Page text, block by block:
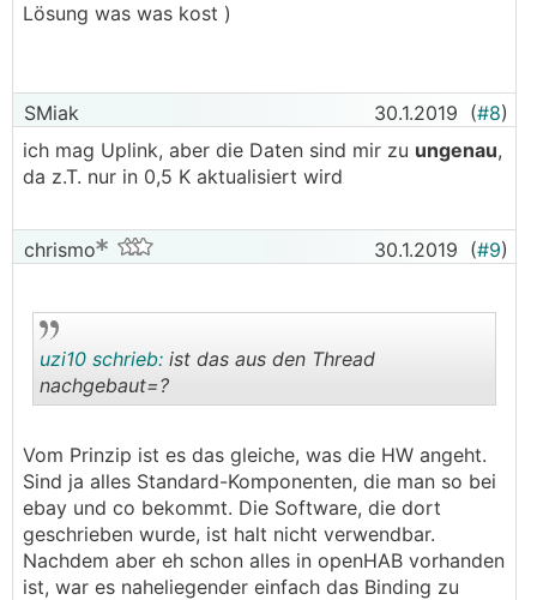
Lösung was was kost )
SMiak 30.1.2019 (#8)
ich mag Uplink, aber die Daten sind mir zu ungenau,
da z.T. nur in 0,5 K aktualisiert wird
chrismo 30.1.2019 (#9)
..
uzi10 schrieb: ist das aus den Thread
nachgebaut=?
Vom Prinzip ist es das gleiche, was die HW angeht.
Sind ja alles Standard-Komponenten, die man so bei
ebay und co bekommt. Die Software, die dort
geschrieben wurde, ist halt nicht verwendbar.
Nachdem aber eh schon alles in openHAB vorhanden
ist, war es naheliegender einfach das Binding zu